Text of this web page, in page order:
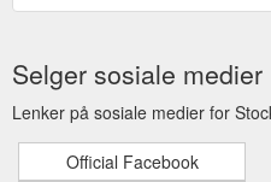
Selger sosiale medier
Lenker på sosiale medier for
Official Facebook